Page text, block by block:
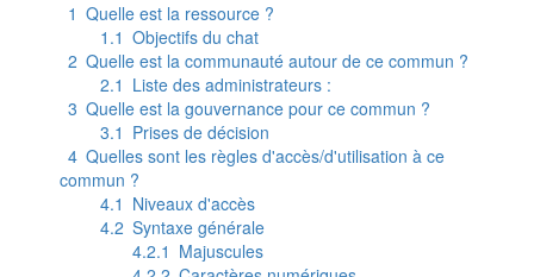
1 Quelle est la ressource ?
1.1 Objectifs du chat
2 Quelle est la communauté autour de ce commun ?
2.1 Liste des administrateurs :
3 Quelle est la gouvernance pour ce commun ?
3.1 Prises de décision
4 Quelles sont les règles d'accès/d'utilisation à ce
commun ?
4.1 Niveaux d'accès
4.2 Syntaxe générale
4.2.1 Majuscules